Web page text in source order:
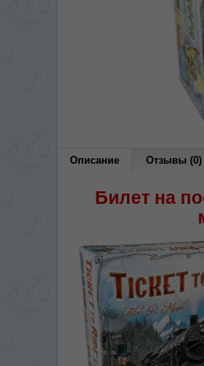
Описание Отзывы (0)
Билет на